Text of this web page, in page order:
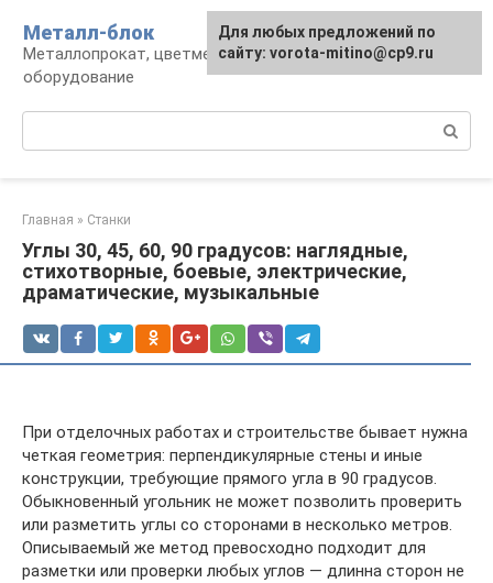
контенту
Металл-блок
Металлопрокат, цветмет, обработка и
оборудование
Главная » Станки
Углы 30, 45, 60, 90 градусов: наглядные,
стихотворные, боевые, электрические,
драматические, музыкальные
При отделочных работах и строительстве бывает нужна
четкая геометрия: перпендикулярные стены и иные
конструкции, требующие прямого угла в 90 градусов.
Обыкновенный угольник не может позволить проверить
или разметить углы со сторонами в несколько метров.
Описываемый же метод превосходно подходит для
разметки или проверки любых углов — длинна сторон не
Для любых предложений по
сайту: vorota-mitino@cp9.ru